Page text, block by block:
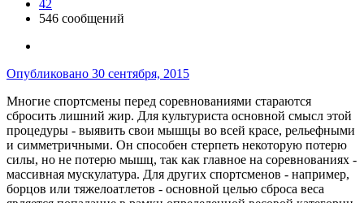
42
546 сообщений
Опубликовано 30 сентября, 2015
Многие спортсмены перед соревнованиями стараются
сбросить лишний жир. Для культуриста основной смысл этой
процедуры - выявить свои мышцы во всей красе, рельефными
и симметричными. Он способен стерпеть некоторую потерю
силы, но не потерю мышц, так как главное на соревнованиях -
массивная мускулатура. Для других спортсменов - например,
борцов или тяжелоатлетов - основной целью сброса веса